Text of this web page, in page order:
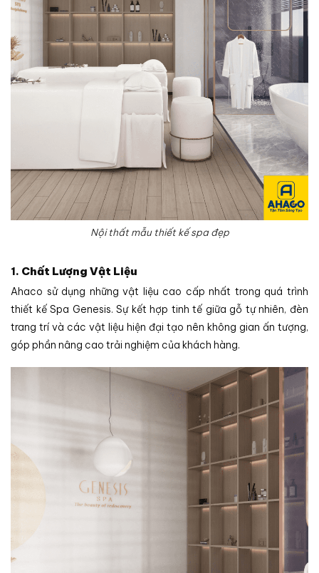
Nội thất mẫu thiết kế spa đẹp
1. Chất Lượng Vật Liệu
Ahaco sử dụng những vật liệu cao cấp nhất trong quá trình
thiết kế Spa Genesis. Sự kết hợp tinh tế giữa gỗ tự nhiên, đèn
trang trí và các vật liệu hiện đại tạo nên không gian ấn tượng,
góp phần nâng cao trải nghiệm của khách hàng.